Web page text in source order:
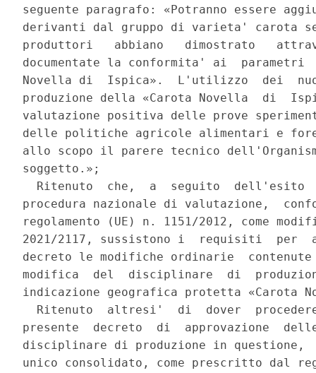
seguente paragrafo: «Potranno essere
derivanti dal gruppo di varieta' carota
produttori   abbiano   dimostrato
documentate la conformita' ai
Novella di  Ispica».  L'utilizzo  dei
produzione della «Carota Novella  di
valutazione positiva delle prove
delle politiche agricole alimentari e
allo scopo il parere tecnico
soggetto.»;
Ritenuto  che,  a  seguito  dell'esito
procedura nazionale di valutazione,
regolamento (UE) n. 1151/2012, come
2021/2117, sussistono i  requisiti  per
decreto le modifiche ordinarie
modifica  del  disciplinare  di
indicazione geografica protetta «Carota
Ritenuto  altresi'  di  dover
presente  decreto  di  approvazione
disciplinare di produzione in questione,
unico consolidato, come prescritto dal